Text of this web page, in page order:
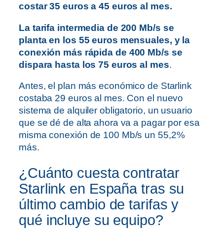
costar 35 euros a 45 euros al mes.
La tarifa intermedia de 200 Mb/s se
planta en los 55 euros mensuales, y la
conexión más rápida de 400 Mb/s se
dispara hasta los 75 euros al mes.
Antes, el plan más económico de Starlink
costaba 29 euros al mes. Con el nuevo
sistema de alquiler obligatorio, un usuario
que se dé de alta ahora va a pagar por esa
misma conexión de 100 Mb/s un 55,2%
más.
¿Cuánto cuesta contratar
Starlink en España tras su
último cambio de tarifas y
qué incluye su equipo?